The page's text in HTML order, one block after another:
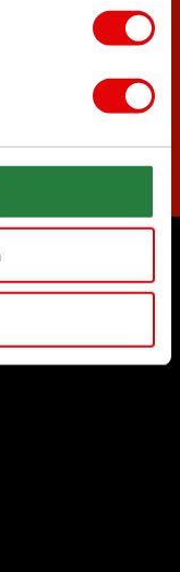
nie wieder